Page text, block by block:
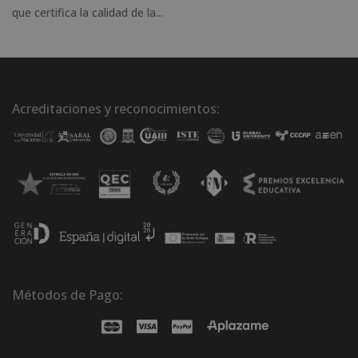
que certifica la calidad de la...
Acreditaciones y reconocimientos:
Métodos de Pago: